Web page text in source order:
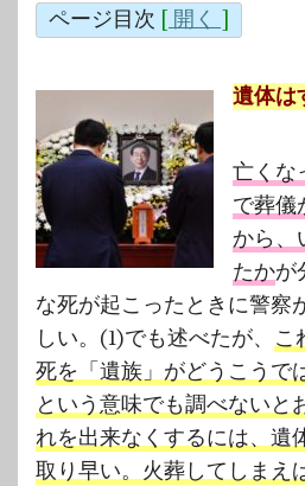
ページ目次 [ 開く ]
遺体は
亡くな
で葬儀
から、
たかが
な死が起こったときに警察
しい。(1)でも述べたが、 こ
死を「遺族」がどうこうで
という意味でも調べないと
れを出来なくするには、遺
取り早い。火葬してしまえ